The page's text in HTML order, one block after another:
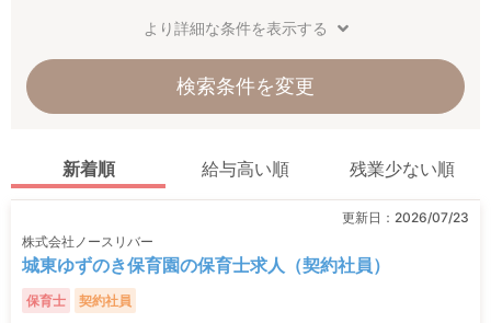
より詳細な条件を表示する
検索条件を変更
新着順 給与高い順 残業少ない順
更新日： 2026/07/23
株式会社ノースリバー
城東ゆずのき保育園の保育士求人（契約社員）
保育士 契約社員